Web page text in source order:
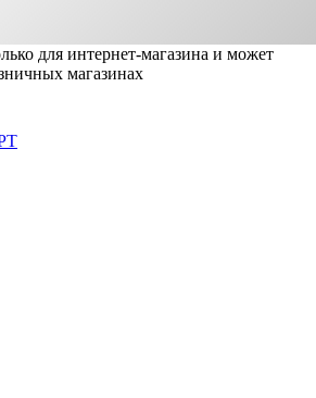
для интернет-магазина и может
магазинах